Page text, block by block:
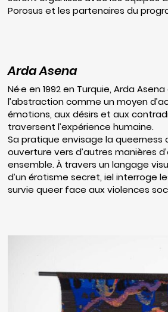
Porosus et les partenaires du
Arda Asena
Né·e en 1992 en Turquie, Arda
l’abstraction comme un moyen
émotions, aux désirs et aux
traversent l’expérience humaine.
Sa pratique envisage la queerness
ouverture vers d’autres manières
ensemble. À travers un langage
d’un érotisme secret, iel interroge
survie queer face aux violences